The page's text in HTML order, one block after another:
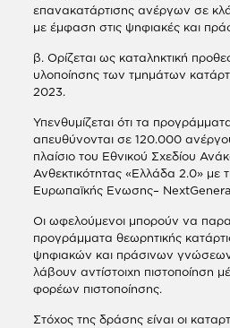
επανακατάρτισης ανέργων σε
με έμφαση στις ψηφιακές και
β. Ορίζεται ως καταληκτική
υλοποίησης των τμημάτων
2023.
Υπενθυμίζεται ότι τα
απευθύνονται σε 120.000
πλαίσιο του Εθνικού Σχεδίου
Ανθεκτικότητας «Ελλάδα 2.0» με
Ευρωπαϊκής Ενωσης–
Οι ωφελούμενοι μπορούν να
προγράμματα θεωρητικής
ψηφιακών και πράσινων γνώσεων
λάβουν αντίστοιχη πιστοποίηση
φορέων πιστοποίησης.
Στόχος της δράσης είναι οι